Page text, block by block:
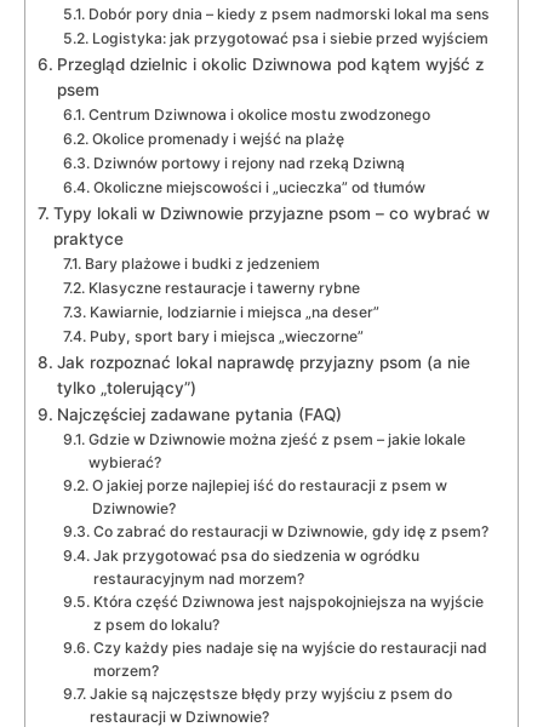
Dobór pory dnia – kiedy z psem nadmorski lokal ma sens
Logistyka: jak przygotować psa i siebie przed wyjściem
Przegląd dzielnic i okolic Dziwnowa pod kątem wyjść z
psem
Centrum Dziwnowa i okolice mostu zwodzonego
Okolice promenady i wejść na plażę
Dziwnów portowy i rejony nad rzeką Dziwną
Okoliczne miejscowości i „ucieczka” od tłumów
Typy lokali w Dziwnowie przyjazne psom – co wybrać w
praktyce
Bary plażowe i budki z jedzeniem
Klasyczne restauracje i tawerny rybne
Kawiarnie, lodziarnie i miejsca „na deser”
Puby, sport bary i miejsca „wieczorne”
Jak rozpoznać lokal naprawdę przyjazny psom (a nie
tylko „tolerujący”)
Najczęściej zadawane pytania (FAQ)
Gdzie w Dziwnowie można zjeść z psem – jakie lokale
wybierać?
O jakiej porze najlepiej iść do restauracji z psem w
Dziwnowie?
Co zabrać do restauracji w Dziwnowie, gdy idę z psem?
Jak przygotować psa do siedzenia w ogródku
restauracyjnym nad morzem?
Która część Dziwnowa jest najspokojniejsza na wyjście
z psem do lokalu?
Czy każdy pies nadaje się na wyjście do restauracji nad
morzem?
Jakie są najczęstsze błędy przy wyjściu z psem do
restauracji w Dziwnowie?